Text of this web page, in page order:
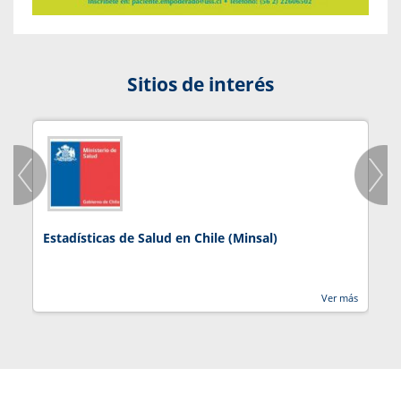
Sitios de interés
Estadísticas de Salud en Chile (Minsal)
Ver más